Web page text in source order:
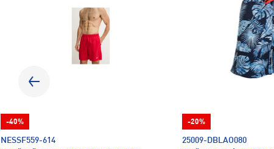
NESSF559-614
-40%
25009-DBLAO080
-20%